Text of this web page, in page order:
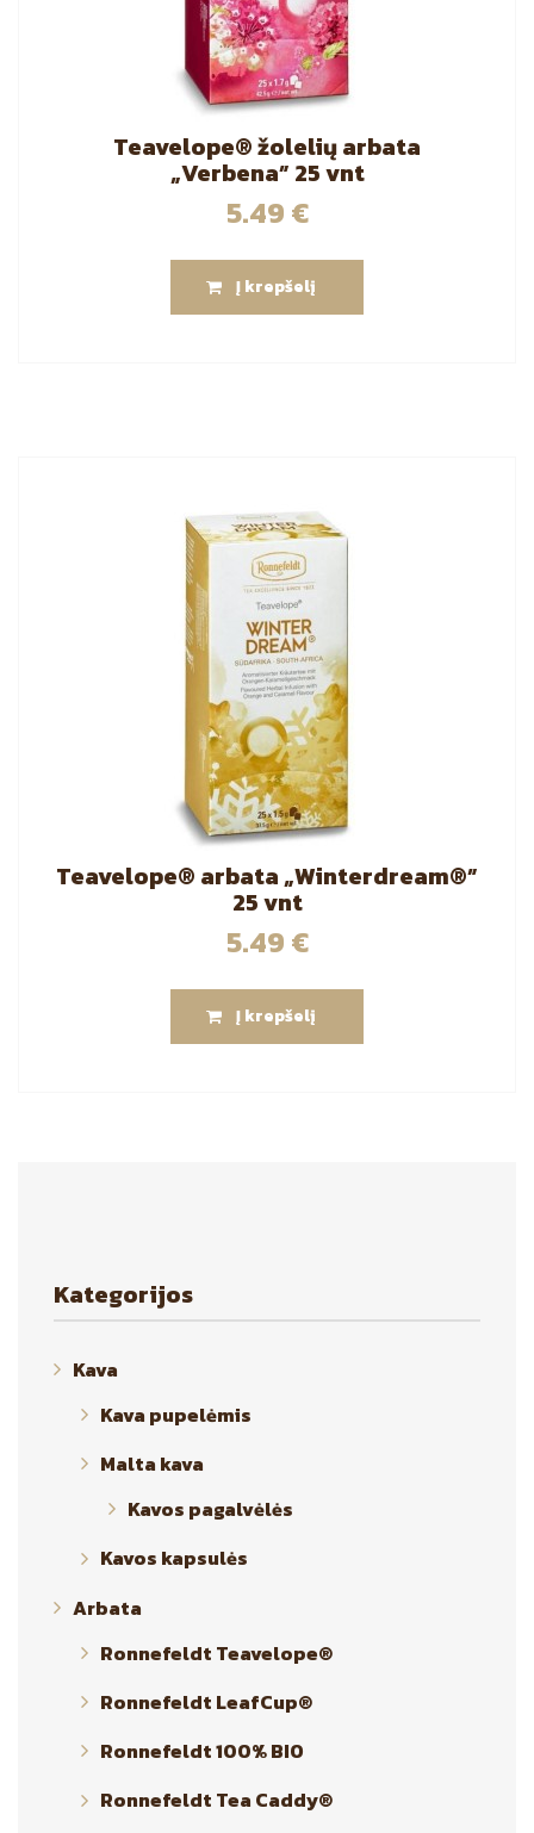
Teavelope® žolelių arbata
„Verbena” 25 vnt
5.49 €
Į krepšelį
Teavelope® arbata „Winterdream®”
25 vnt
5.49 €
Į krepšelį
Kategorijos
Kava
Kava pupelėmis
Malta kava
Kavos pagalvėlės
Kavos kapsulės
Arbata
Ronnefeldt Teavelope®
Ronnefeldt LeafCup®
Ronnefeldt 100% BIO
Ronnefeldt Tea Caddy®